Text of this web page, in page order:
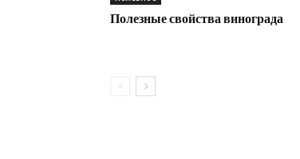
Полезные свойства винограда